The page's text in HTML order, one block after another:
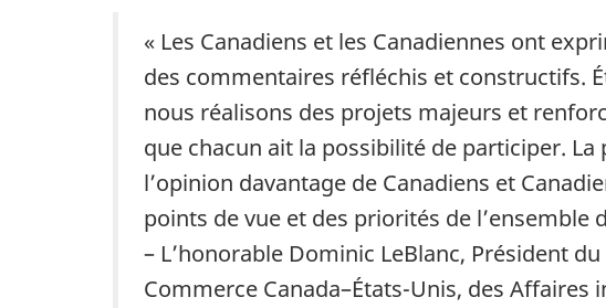
« Les Canadiens et les Canadiennes ont
des commentaires réfléchis et constructifs.
nous réalisons des projets majeurs et
que chacun ait la possibilité de participer.
l’opinion davantage de Canadiens et
points de vue et des priorités de l’ensemble
– L’honorable Dominic LeBlanc, Président
Commerce Canada–États-Unis, des Affaires